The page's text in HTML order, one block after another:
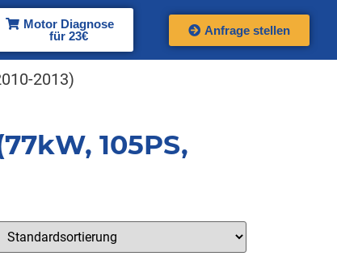
Motor Diagnose
für 23€
Anfrage stellen
2013)
105PS,